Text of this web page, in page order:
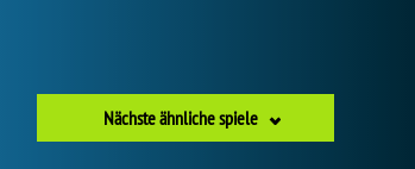
Nächste ähnliche spiele